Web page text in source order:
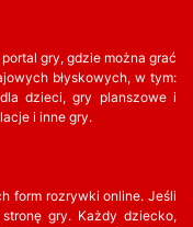
gry, gdzie można grać
błyskowych, w tym:
dzieci, gry planszowe i
i inne gry.
form rozrywki online. Jeśli
gry. Każdy dziecko,